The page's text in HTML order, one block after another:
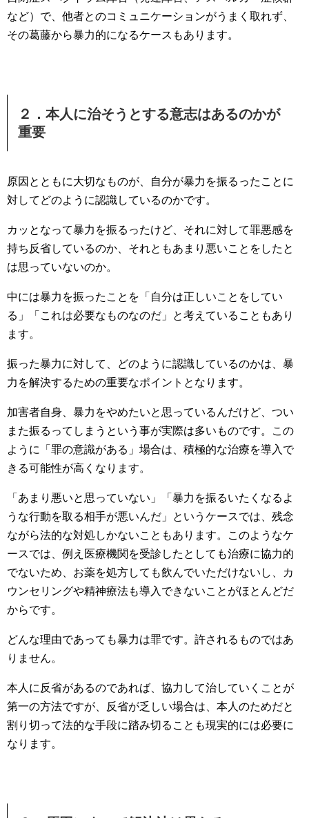
など）で、他者とのコミュニケーションがうまく取れず、
その葛藤から暴力的になるケースもあります。
２．本人に治そうとする意志はあるのかが
重要
原因とともに大切なものが、自分が暴力を振るったことに
対してどのように認識しているのかです。
カッとなって暴力を振るったけど、それに対して罪悪感を
持ち反省しているのか、それともあまり悪いことをしたと
は思っていないのか。
中には暴力を振ったことを「自分は正しいことをしてい
る」「これは必要なものなのだ」と考えていることもあり
ます。
振った暴力に対して、どのように認識しているのかは、暴
力を解決するための重要なポイントとなります。
加害者自身、暴力をやめたいと思っているんだけど、つい
また振るってしまうという事が実際は多いものです。この
ように「罪の意識がある」場合は、積極的な治療を導入で
きる可能性が高くなります。
「あまり悪いと思っていない」「暴力を振るいたくなるよ
うな行動を取る相手が悪いんだ」というケースでは、残念
ながら法的な対処しかないこともあります。このようなケ
ースでは、例え医療機関を受診したとしても治療に協力的
でないため、お薬を処方しても飲んでいただけないし、カ
ウンセリングや精神療法も導入できないことがほとんどだ
からです。
どんな理由であっても暴力は罪です。許されるものではあ
りません。
本人に反省があるのであれば、協力して治していくことが
第一の方法ですが、反省が乏しい場合は、本人のためだと
割り切って法的な手段に踏み切ることも現実的には必要に
なります。